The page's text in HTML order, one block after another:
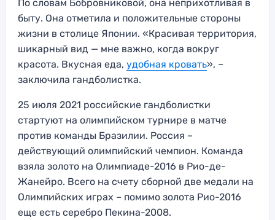
По словам Бобровниковой, она неприхотливая в
быту. Она отметила и положительные стороны
жизни в столице Японии. «Красивая территория,
шикарный вид — мне важно, когда вокруг
красота. Вкусная еда, удобная кровать», –
заключила гандболистка.
25 июля 2021 российские гандболистки
стартуют на олимпийском турнире в матче
против команды Бразилии. Россия –
действующий олимпийский чемпион. Команда
взяла золото на Олимпиаде-2016 в Рио-де-
Жанейро. Всего на счету сборной две медали на
Олимпийских играх – помимо золота Рио-2016
еще есть серебро Пекина-2008.